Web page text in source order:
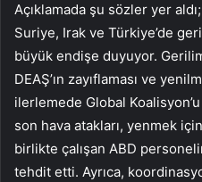
Açıklamada şu sözler yer
Suriye, Irak ve Türkiye’de
büyük endişe duyuyor.
DEAŞ’ın zayıflaması ve
ilerlemede Global
son hava atakları, yenmek
birlikte çalışan ABD
tehdit etti. Ayrıca,